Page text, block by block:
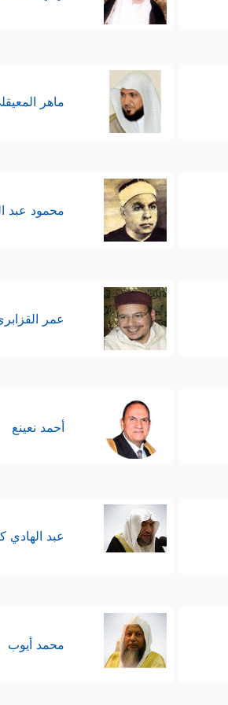
ماهر
محمود عبد
عمر
أحمد نعينع
عبد الهادي
محمد أيوب